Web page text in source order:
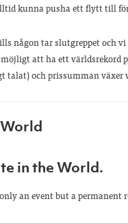
kunna pusha ett flytt till
någon tar slutgreppet och
att ha ett världsrekord
talat) och prissumman växer
in the World.
an event but a